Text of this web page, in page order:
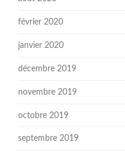
février 2020
janvier 2020
décembre 2019
novembre 2019
octobre 2019
septembre 2019